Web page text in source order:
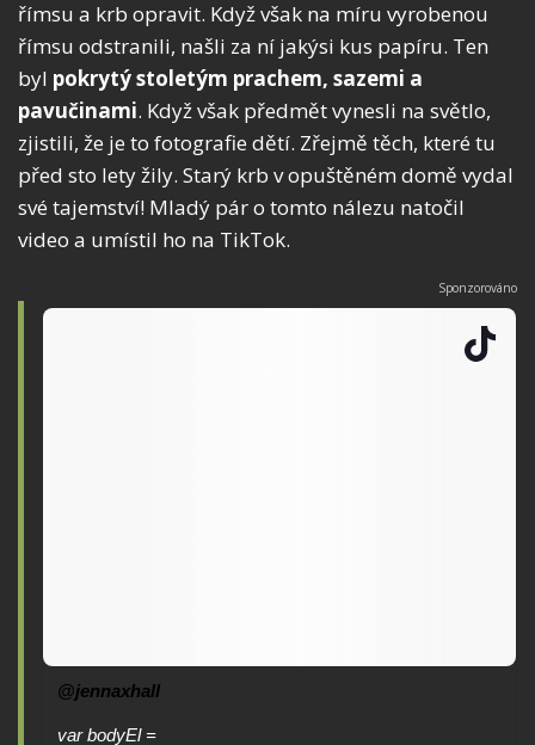
římsu a krb opravit. Když však na míru vyrobenou
římsu odstranili, našli za ní jakýsi kus papíru. Ten
byl pokrytý stoletým prachem, sazemi a
pavučinami. Když však předmět vynesli na světlo,
zjistili, že je to fotografie dětí. Zřejmě těch, které tu
před sto lety žily. Starý krb v opuštěném domě vydal
své tajemství! Mladý pár o tomto nálezu natočil
video a umístil ho na TikTok.
@jennaxhall